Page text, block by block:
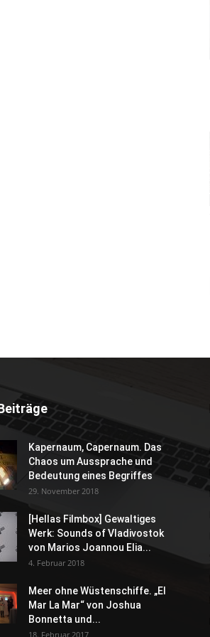
Kapernaum, Capernaum. Das
Chaos um Aussprache und
Bedeutung eines Begriffes
29. November 2018
[Hellas Filmbox] Gewaltiges
Werk: Sounds of Vladivostok
von Marios Joannou Elia...
4. Februar 2018
Meer ohne Wüstenschiffe. „El
Mar La Mar“ von Joshua
Bonnetta und...
18. Februar 2017